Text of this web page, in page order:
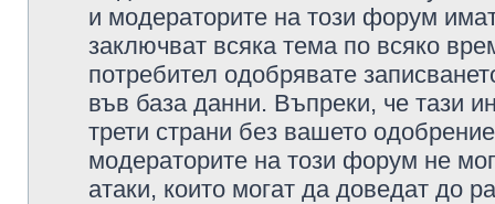
и модераторите на този форум
заключват всяка тема по всяко
потребител одобрявате
във база данни. Въпреки, че тази
трети страни без вашето
модераторите на този форум не
атаки, които могат да доведат до